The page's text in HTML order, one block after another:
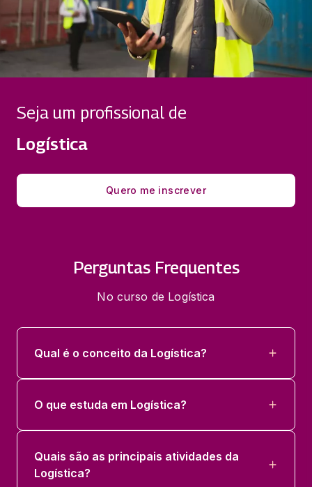
Seja um profissional de
Logística
Quero me inscrever
Perguntas Frequentes
No curso de Logística
Qual é o conceito da Logística?
O que estuda em Logística?
Quais são as principais atividades da
Logística?